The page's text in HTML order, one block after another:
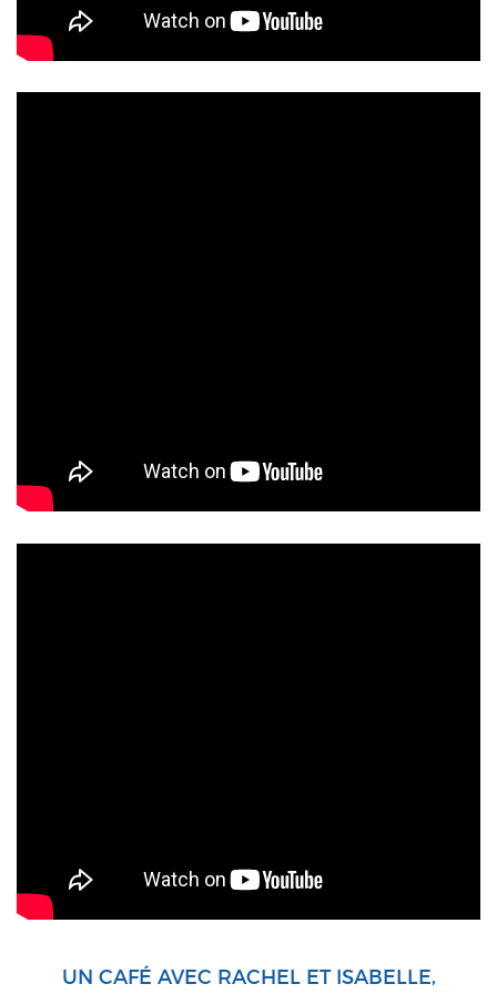
UN CAFÉ AVEC RACHEL ET ISABELLE,